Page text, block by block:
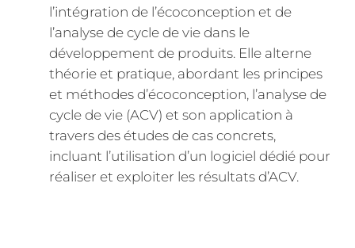
l’intégration de l’écoconception et de
l’analyse de cycle de vie dans le
développement de produits. Elle alterne
théorie et pratique, abordant les principes
et méthodes d’écoconception, l’analyse de
cycle de vie (ACV) et son application à
travers des études de cas concrets,
incluant l’utilisation d’un logiciel dédié pour
réaliser et exploiter les résultats d’ACV.